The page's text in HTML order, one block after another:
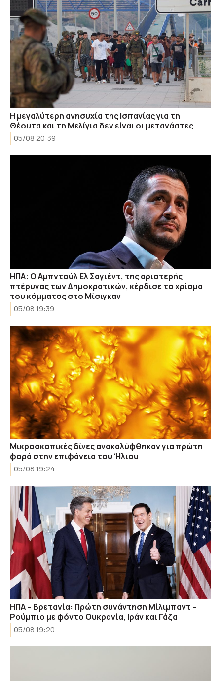
Η μεγαλύτερη ανησυχία της Ισπανίας για τη
Θέουτα και τη Μελίγια δεν είναι οι μετανάστες
05/08 20:39
ΗΠΑ: Ο Αμπντούλ Ελ Σαγιέντ, της αριστερής
πτέρυγας των Δημοκρατικών, κέρδισε το χρίσμα
του κόμματος στο Μίσιγκαν
05/08 19:39
Μικροσκοπικές δίνες ανακαλύφθηκαν για πρώτη
φορά στην επιφάνεια του Ήλιου
05/08 19:24
ΗΠΑ – Βρετανία: Πρώτη συνάντηση Μίλιμπαντ –
Ρούμπιο με φόντο Ουκρανία, Ιράν και Γάζα
05/08 19:20